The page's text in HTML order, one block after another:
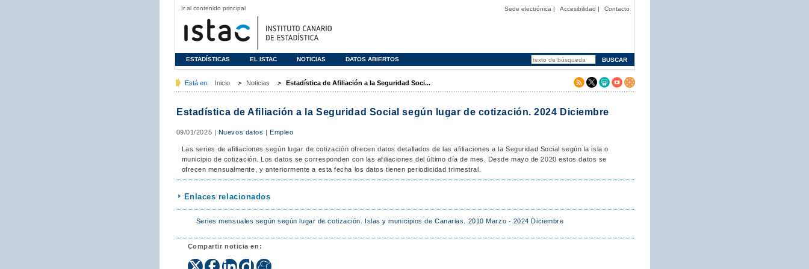
Ir al contenido principal Sede electrónica | Accesibilidad | Contacto
ESTADÍSTICAS EL ISTAC NOTICIAS DATOS ABIERTOS
Está en: Inicio > Noticias > Estadística de Afiliación a la Seguridad Soci...
Estadística de Afiliación a la Seguridad Social según lugar de cotización. 2024 Diciembre
09/01/2025 | Nuevos datos |Empleo
Las series de afiliaciones según lugar de cotización ofrecen datos detallados de las afiliaciones a la Seguridad Social según la isla o
municipio de cotización. Los datos se corresponden con las afiliaciones del último día de mes. Desde mayo de 2020 estos datos se
ofrecen mensualmente, y anteriormente a esta fecha los datos tienen periodicidad trimestral.
Enlaces relacionados
Series mensuales según según lugar de cotización. Islas y municipios de Canarias. 2010 Marzo - 2024 Diciembre
Compartir noticia en: